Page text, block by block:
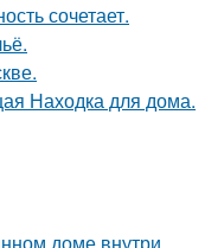
сочетает.
Находка для дома.